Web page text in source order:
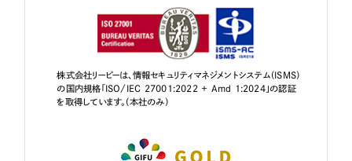
株式会社リーピーは、情報セキュリティマネジメントシステム（ISMS）
の国内規格「ISO/IEC 27001:2022 + Amd 1:2024」の認証
を取得しています。（本社のみ）